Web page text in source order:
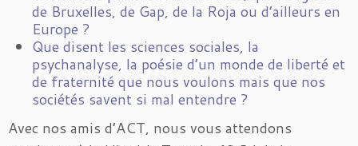
de Bruxelles, de Gap, de la Roja ou d’ailleurs en
Europe ?
Que disent les sciences sociales, la
psychanalyse, la poésie d’un monde de liberté et
de fraternité que nous voulons mais que nos
sociétés savent si mal entendre ?
Avec nos amis d’ACT, nous vous attendons